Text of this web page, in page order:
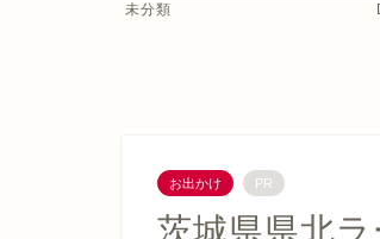
未分類
お出かけ PR
茨城県県北